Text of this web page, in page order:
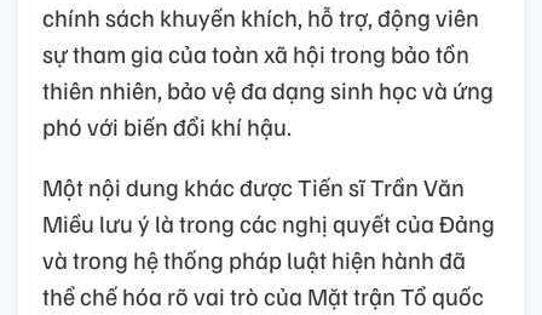
chính sách khuyến khích, hỗ trợ, động viên
sự tham gia của toàn xã hội trong bảo tồn
thiên nhiên, bảo vệ đa dạng sinh học và ứng
phó với biến đổi khí hậu.
Một nội dung khác được Tiến sĩ Trần Văn
Miều lưu ý là trong các nghị quyết của Đảng
và trong hệ thống pháp luật hiện hành đã
thể chế hóa rõ vai trò của Mặt trận Tổ quốc